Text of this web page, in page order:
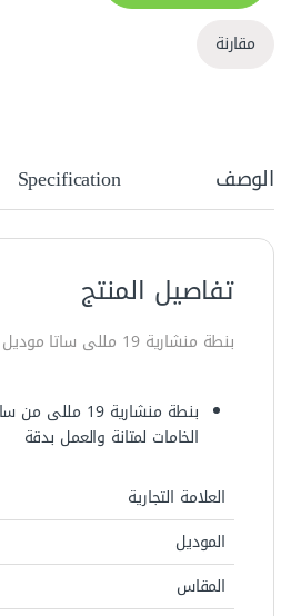
مقارنة
الوصف Specification
تفاصيل المنتج
بنطة منشارية 19 مللى ساتا موديل 53302‏
بنطة منشارية
الخامات لمتانة والعمل بدقة
العلامة التجارية
الموديل
المقاس